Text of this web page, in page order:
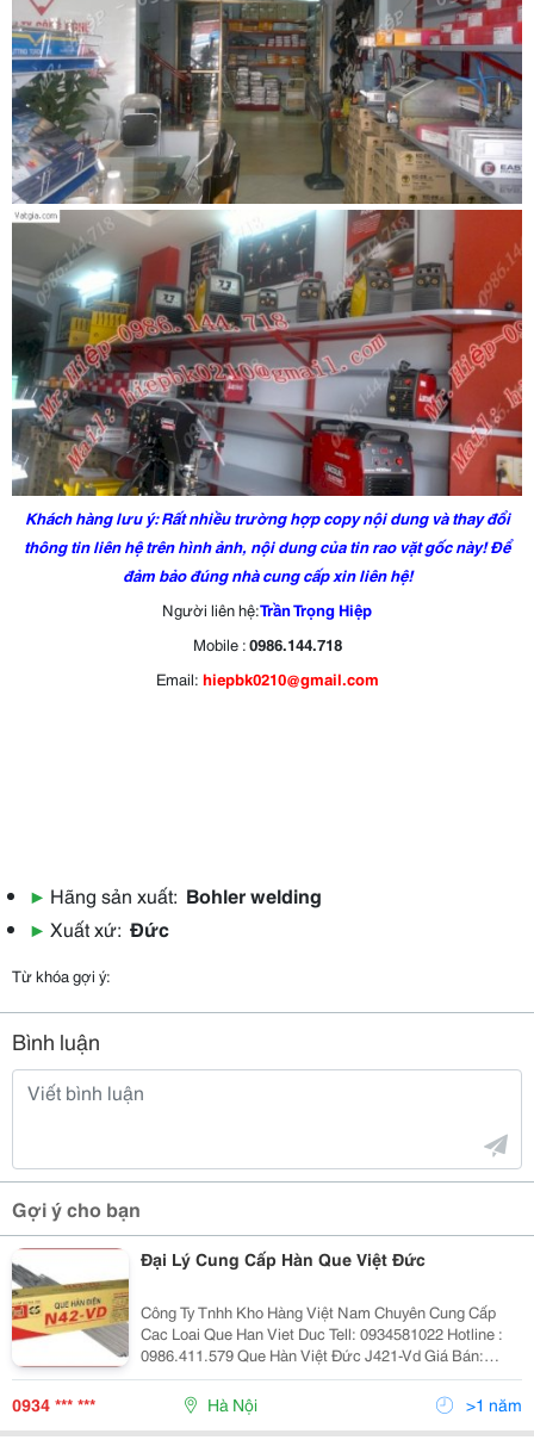
Khách hàng lưu ý: Rất nhiều trường hợp copy nội dung và thay đổi
thông tin liên hệ trên hình ảnh, nội dung của tin rao vặt gốc này! Để
đảm bảo đúng nhà cung cấp xin liên hệ!
Người liên hệ:Trần Trọng Hiệp
Mobile :0986.144.718
Email: hiepbk0210@gmail.com
▶ Hãng sản xuất: Bohler welding
▶ Xuất xứ: Đức
Từ khóa gợi ý:
Bình luận
Gợi ý cho bạn
Đại Lý Cung Cấp Hàn Que Việt Đức
Công Ty Tnhh Kho Hàng Việt Nam Chuyên Cung Cấp
Cac Loai Que Han Viet Duc Tell: 0934581022 Hotline :
0986.411.579 Que Hàn Việt Đức J421-Vd Giá Bán:
19.500 Vnđ Que Hàn Việt Đức E7
0934 *** *** Hà Nội >1 năm